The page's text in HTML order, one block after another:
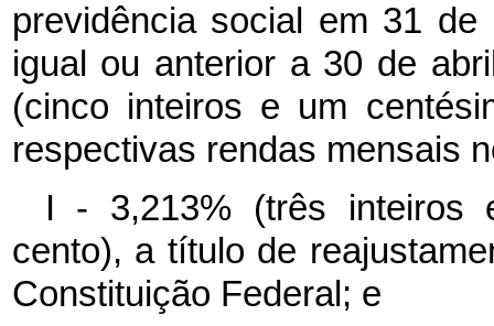
previdência social em 31
igual ou anterior a 30 de
(cinco inteiros e um
respectivas rendas mensais
I - 3,213% (três inteiros
cento), a título de
Constituição Federal; e